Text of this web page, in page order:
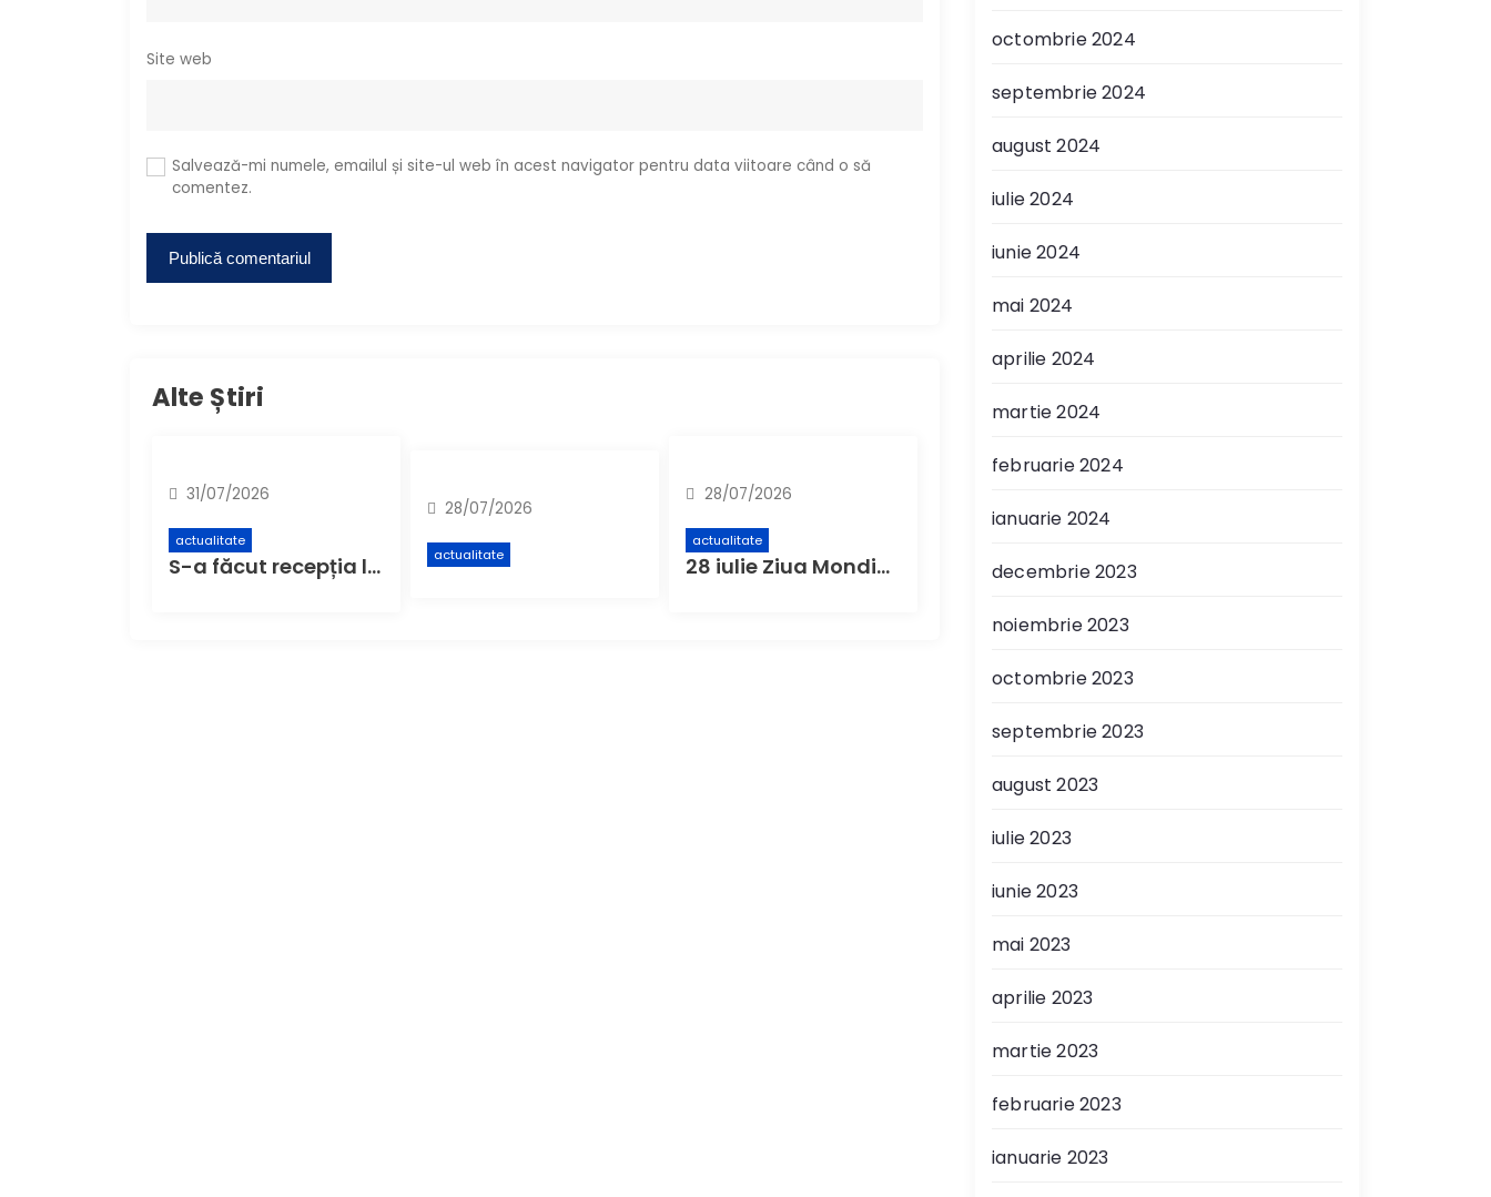
e
Site web
Salvează-mi numele, emailul și site-ul web în acest navigator pentru data viitoare când o să
comentez.
Alte Știri
31/07/2026
actualitate
S-a făcut recepția la,,Centrul de colectare cu aport voluntar” (CAV), unde buzoienii pot aduce deșeuri care nu încap în pubela de acasă
28/07/2026
actualitate
28/07/2026
actualitate
28 iulie Ziua Mondială de Luptă Împotriva Hepatitei
octombrie 2024
septembrie 2024
august 2024
iulie 2024
iunie 2024
mai 2024
aprilie 2024
martie 2024
februarie 2024
ianuarie 2024
decembrie 2023
noiembrie 2023
octombrie 2023
septembrie 2023
august 2023
iulie 2023
iunie 2023
mai 2023
aprilie 2023
martie 2023
februarie 2023
ianuarie 2023